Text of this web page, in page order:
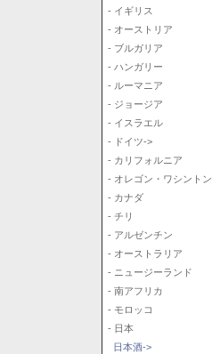
- イギリス
- オーストリア
- ブルガリア
- ハンガリー
- ルーマニア
- ジョージア
- イスラエル
- ドイツ->
- カリフォルニア
- オレゴン・ワシントン
- カナダ
- チリ
- アルゼンチン
- オーストラリア
- ニュージーランド
- 南アフリカ
- モロッコ
- 日本
日本酒->